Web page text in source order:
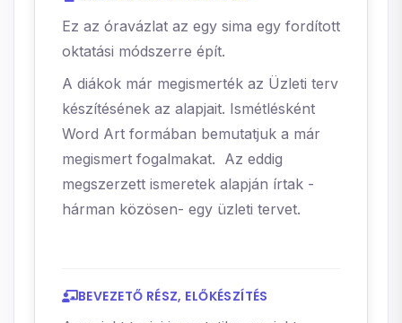
Ez az óravázlat az egy sima egy fordított
oktatási módszerre épít.
A diákok már megismerték az Üzleti terv
készítésének az alapjait. Ismétlésként
Word Art formában bemutatjuk a már
megismert fogalmakat. Az eddig
megszerzett ismeretek alapján írtak -
hárman közösen- egy üzleti tervet.
BEVEZETŐ RÉSZ, ELŐKÉSZÍTÉS